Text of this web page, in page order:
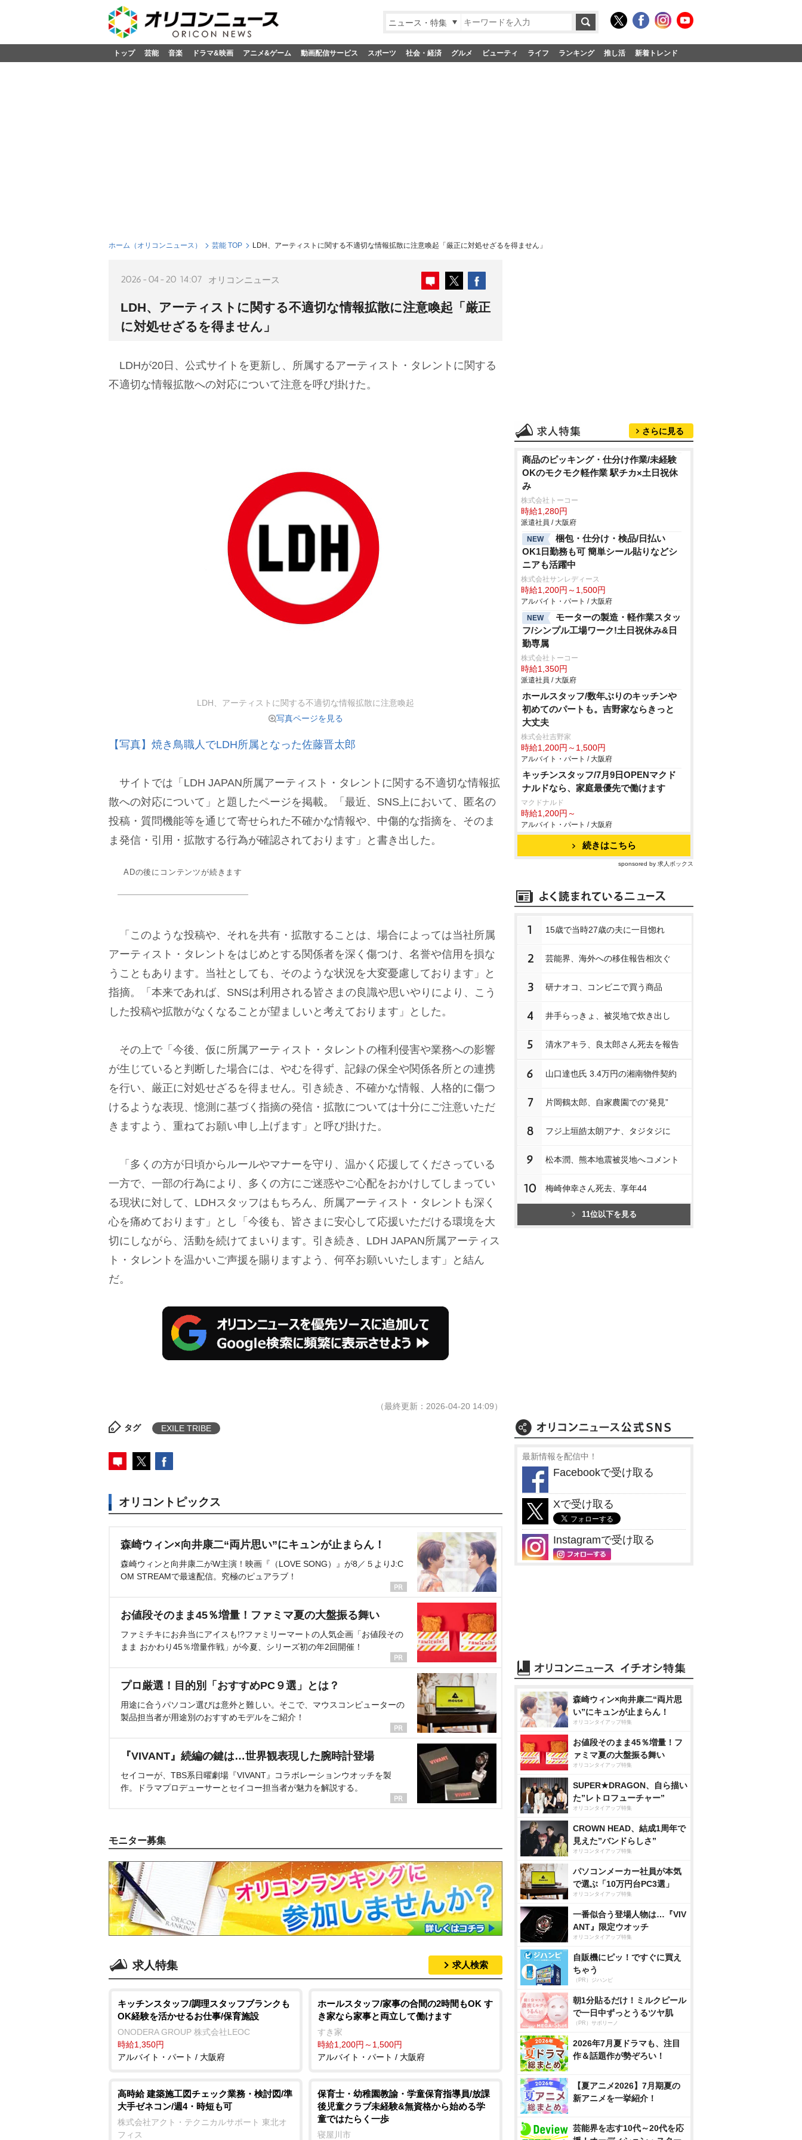
ニュース・特集
トップ 芸能 音楽 ドラマ&映画 アニメ&ゲーム 動画配信サービス スポーツ 社会・経済 グルメ ビューティ ライフ ランキング 推し活 新着トレンド
ホーム（オリコンニュース） 芸能 TOP LDH、アーティストに関する不適切な情報拡散に注意喚起「厳正に対処せざるを得ません」
2026-04-20 14:07 オリコンニュース
LDH、アーティストに関する不適切な情報拡散に注意喚起「厳正
に対処せざるを得ません」
LDHが20日、公式サイトを更新し、所属するアーティスト・タレントに関する
不適切な情報拡散への対応について注意を呼び掛けた。
LDH、アーティストに関する不適切な情報拡散に注意喚起
写真ページを見る
【写真】焼き鳥職人でLDH所属となった佐藤晋太郎
サイトでは「LDH JAPAN所属アーティスト・タレントに関する不適切な情報拡
散への対応について」と題したページを掲載。「最近、SNS上において、匿名の
投稿・質問機能等を通じて寄せられた不確かな情報や、中傷的な指摘を、そのま
ま発信・引用・拡散する行為が確認されております」と書き出した。
ADの後にコンテンツが続きます
「このような投稿や、それを共有・拡散することは、場合によっては当社所属
アーティスト・タレントをはじめとする関係者を深く傷つけ、名誉や信用を損な
うこともあります。当社としても、そのような状況を大変憂慮しております」と
指摘。「本来であれば、SNSは利用される皆さまの良識や思いやりにより、こう
した投稿や拡散がなくなることが望ましいと考えております」とした。
その上で「今後、仮に所属アーティスト・タレントの権利侵害や業務への影響
が生じていると判断した場合には、やむを得ず、記録の保全や関係各所との連携
を行い、厳正に対処せざるを得ません。引き続き、不確かな情報、人格的に傷つ
けるような表現、憶測に基づく指摘の発信・拡散については十分にご注意いただ
きますよう、重ねてお願い申し上げます」と呼び掛けた。
「多くの方が日頃からルールやマナーを守り、温かく応援してくださっている
一方で、一部の行為により、多くの方にご迷惑やご心配をおかけしてしまってい
る現状に対して、LDHスタッフはもちろん、所属アーティスト・タレントも深く
心を痛めております」とし「今後も、皆さまに安心して応援いただける環境を大
切にしながら、活動を続けてまいります。引き続き、LDH JAPAN所属アーティス
ト・タレントを温かいご声援を賜りますよう、何卒お願いいたします」と結ん
だ。
（最終更新：2026-04-20 14:09）
タグ EXILE TRIBE
オリコントピックス
森崎ウィン×向井康二“両片思い”にキュンが止まらん！
森崎ウィンと向井康二がW主演！映画『（LOVE SONG）』が8／５よりJ:C
OM STREAMで最速配信。究極のピュアラブ！
お値段そのまま45％増量！ファミマ夏の大盤振る舞い
ファミチキにお弁当にアイスも!?ファミリーマートの人気企画「お値段その
まま おかわり45％増量作戦」が今夏、シリーズ初の年2回開催！
プロ厳選！目的別「おすすめPC９選」とは？
用途に合うパソコン選びは意外と難しい。そこで、マウスコンピューターの
製品担当者が用途別のおすすめモデルをご紹介！
『VIVANT』続編の鍵は…世界観表現した腕時計登場
セイコーが、TBS系日曜劇場『VIVANT』コラボレーションウオッチを製
作。ドラマプロデューサーとセイコー担当者が魅力を解説する。
モニター募集
求人特集 求人検索
キッチンスタッフ/調理スタッフブランクも
OK経験を活かせるお仕事/保育施設
ONODERA GROUP 株式会社LEOC
時給1,350円
アルバイト・パート / 大阪府
ホールスタッフ/家事の合間の2時間もOK す
き家なら家事と両立して働けます
すき家
時給1,200円～1,500円
アルバイト・パート / 大阪府
高時給 建築施工図チェック業務・検討図/準
大手ゼネコン/週4・時短も可
株式会社アクト・テクニカルサポート 東北オ
フィス
保育士・幼稚園教諭・学童保育指導員/放課
後児童クラブ未経験&無資格から始める学
童ではたらく一歩
寝屋川市
さらに見る
商品のピッキング・仕分け作業/未経験
OKのモクモク軽作業 駅チカ×土日祝休
み
株式会社トーコー
時給1,280円
派遣社員 / 大阪府
NEW
梱包・仕分け・検品/日払い
OK1日勤務も可 簡単シール貼りなどシ
ニアも活躍中
株式会社サンレディース
時給1,200円～1,500円
アルバイト・パート / 大阪府
NEW
モーターの製造・軽作業スタッ
フ/シンプル工場ワーク!土日祝休み&日
勤専属
株式会社トーコー
時給1,350円
派遣社員 / 大阪府
ホールスタッフ/数年ぶりのキッチン
初めてのパートも。吉野家ならきっと
大丈夫
株式会社吉野家
時給1,200円～1,500円
アルバイト・パート / 大阪府
キッチンスタッフ/7月9日OPENマクド
ナルドなら、家庭最優先で働けます
マクドナルド
時給1,200円～
アルバイト・パート / 大阪府
続きはこちら
sponsored by 求人ボックス
1 15歳で当時27歳の夫に一目惚れ
2 芸能界、海外への移住報告相次ぐ
3 研ナオコ、コンビニで買う商品
4 井手らっきょ、被災地で炊き出し
5 清水アキラ、良太郎さん死去を報告
6 山口達也氏 3.4万円の湘南物件契約
7 片岡鶴太郎、自家農園での“発見”
8 フジ上垣皓太朗アナ、タジタジに
9 松本潤、熊本地震被災地へコメント
10 梅崎伸幸さん死去、享年44
11位以下を見る
最新情報を配信中！
Facebookで受け取る
Xで受け取る
Instagramで受け取る
森崎ウィン×向井康二“両片思
い”にキュンが止まらん！
オリコンタイアップ特集
お値段そのまま45％増量！フ
ァミマ夏の大盤振る舞い
オリコンタイアップ特集
SUPER★DRAGON、自ら描い
た”レトロフューチャー”
オリコンタイアップ特集
CROWN HEAD、結成1周年で
見えた”バンドらしさ”
オリコンタイアップ特集
パソコンメーカー社員が本気
で選ぶ「10万円台PC3選」
オリコンタイアップ特集
一番似合う登場人物は…『VIV
ANT』限定ウオッチ
オリコンタイアップ特集
自販機にピッ！ですぐに買え
ちゃう
（PR）ジハンピ
朝1分貼るだけ！ミルクピール
で一日中ずっとうるツヤ肌
（PR）サボリーノ
2026年7月夏ドラマも、注目
作＆話題作が勢ぞろい！
【夏アニメ2026】7月期夏の
新アニメを一挙紹介！
芸能界を志す10代～20代を応